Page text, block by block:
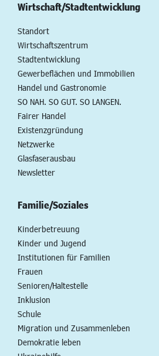
Wirtschaft/Stadtentwicklung
Standort
Wirtschaftszentrum
Stadtentwicklung
Gewerbeflächen und Immobilien
Handel und Gastronomie
SO NAH. SO GUT. SO LANGEN.
Fairer Handel
Existenzgründung
Netzwerke
Glasfaserausbau
Newsletter
Familie/Soziales
Kinderbetreuung
Kinder und Jugend
Institutionen für Familien
Frauen
Senioren/Haltestelle
Inklusion
Schule
Migration und Zusammenleben
Demokratie leben